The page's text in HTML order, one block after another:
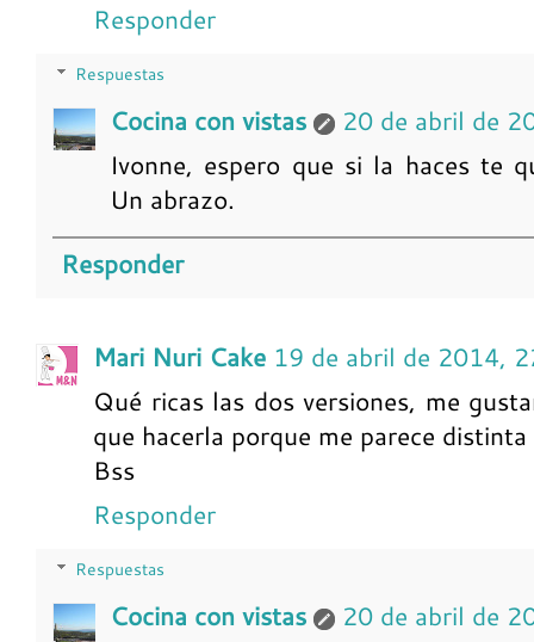
Responder
Respuestas
Cocina con vistas
20 de abril de
Ivonne, espero que si la haces te
Un abrazo.
Responder
Mari Nuri Cake 19 de abril de 2014,
Qué ricas las dos versiones, me
que hacerla porque me parece
Bss
Responder
Respuestas
Cocina con vistas 20 de abril de